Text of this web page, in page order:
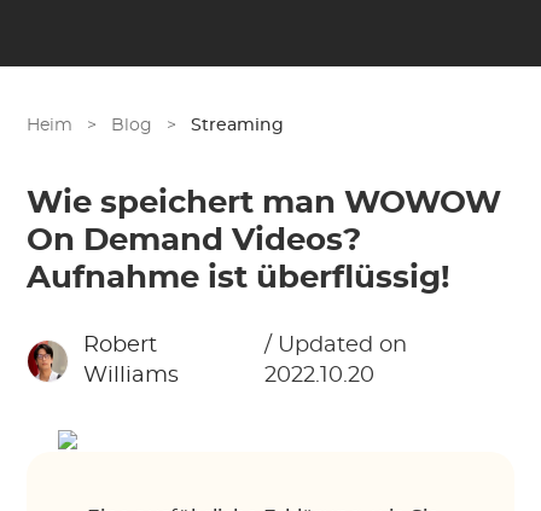
Heim > Blog > Streaming
Wie speichert man WOWOW
On Demand Videos?
Aufnahme ist überflüssig!
Robert
Williams
/ Updated on
2022.10.20